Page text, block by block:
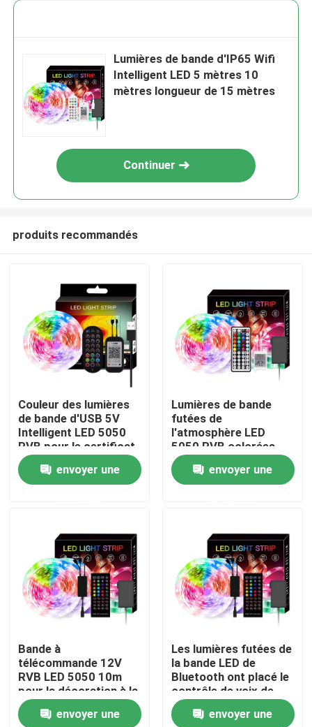
Maison
Produits
Visite d'usine
Contrôle de qualité
Nouvelles
Profil monté extérieur de LED
Lumières de bande d'IP65 Wifi
Intelligent LED 5 mètres 10
mètres longueur de 15 mètres
Continuer
produits recommandés
Couleur des lumières
de bande d'USB 5V
Intelligent LED 5050
RVB pour le certificat
de la CE de fond de TV
envoyer une
Lumières de bande
futées de
l'atmosphère LED
5050 RVB colorées
avec le contrôle de
voix de musique
envoyer une
Bande à
télécommande 12V
RVB LED 5050 10m
pour la décoration à la
maison
envoyer une
Les lumières futées de
la bande LED de
Bluetooth ont placé le
contrôle de voix de
musique de 5050 RVB
envoyer une